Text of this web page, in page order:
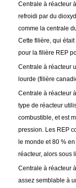
Centrale à réacteur
refroidi par du
comme la centrale
Cette filière, qui
pour la filière REP
Centrale à réacteur
lourde (filière
Centrale à réacteur
type de réacteur
combustible, et est
pression. Les REP
le monde et 80 %
réacteur, alors sous
Centrale à réacteur
assez semblable à